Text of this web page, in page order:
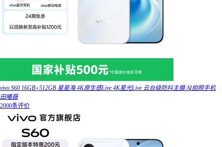
vivo S60 16GB+512GB 星星海 4K原生感Live 4K星光Live 云台级防抖主摄 AI拍照手机
田曦薇
2000条评价